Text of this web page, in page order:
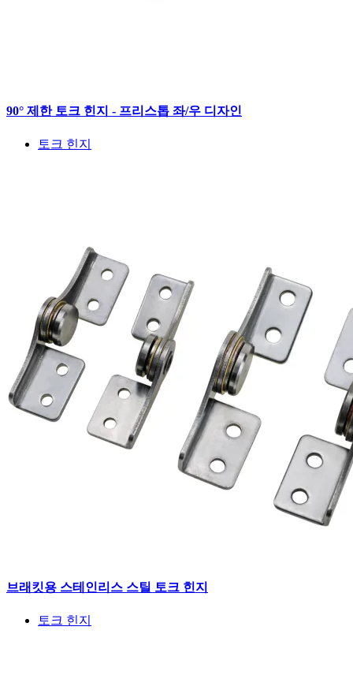
90° 제한 토크 힌지 - 프리스톱 좌/우 디자인
토크 힌지
브래킷용 스테인리스 스틸 토크 힌지
토크 힌지